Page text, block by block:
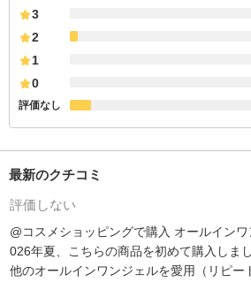
3
2
1
0
評価なし
最新のクチコミ
評価しない
@コスメショッピングで購入 オールイン
026年夏、こちらの商品を初めて購入しま
他のオールインワンジェルを愛用（リピー